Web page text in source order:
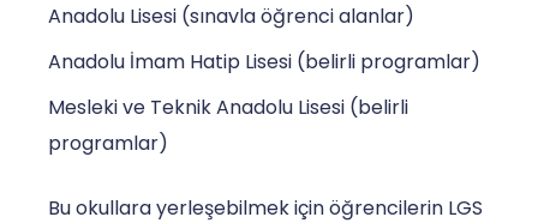
Anadolu Lisesi (sınavla öğrenci alanlar)
Anadolu İmam Hatip Lisesi (belirli programlar)
Mesleki ve Teknik Anadolu Lisesi (belirli
programlar)
Bu okullara yerleşebilmek için öğrencilerin LGS